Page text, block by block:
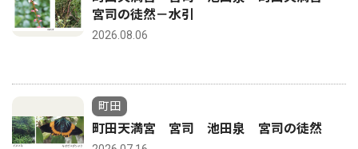
宮司の徒然－水引
2026.08.06
町田
町田天満宮 宮司 池田泉 宮司の徒然